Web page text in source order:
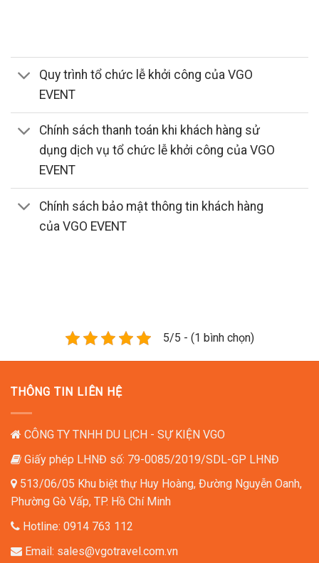
Quy trình tổ chức lễ khởi công của VGO
EVENT
Chính sách thanh toán khi khách hàng sử
dụng dịch vụ tổ chức lễ khởi công của VGO
EVENT
Chính sách bảo mật thông tin khách hàng
của VGO EVENT
5/5 - (1 bình chọn)
THÔNG TIN LIÊN HỆ
CÔNG TY TNHH DU LỊCH - SỰ KIỆN VGO
Giấy phép LHNĐ số: 79-0085/2019/SDL-GP LHNĐ
513/06/05 Khu biệt thự Huy Hoàng, Đường Nguyễn Oanh,
Phường Gò Vấp, TP. Hồ Chí Minh
Hotline: 0914 763 112
Email: sales@vgotravel.com.vn